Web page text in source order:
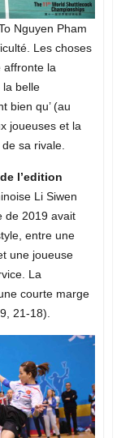
Nguyen Pham
Les choses
affronte la
la belle
bien qu’ (au
joueuses et la
sa rivale.
l’edition
Li Siwen
de 2019 avait
entre une
une joueuse
La
courte marge
21-18).